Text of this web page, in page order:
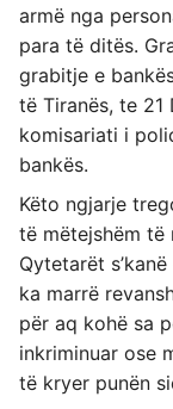
armë nga
para të ditës.
grabitje e
të Tiranës, te 21
komisariati i
bankës.
Këto ngjarje
të mëtejshëm të
Qytetarët
ka marrë
për aq kohë sa
inkriminuar ose
të kryer punën